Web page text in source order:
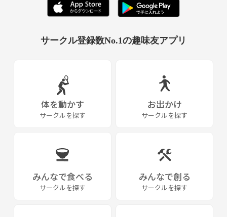
サークル登録数No.1の趣味友アプリ
体を動かす
サークルを探す
お出かけ
サークルを探す
みんなで食べる
サークルを探す
みんなで創る
サークルを探す